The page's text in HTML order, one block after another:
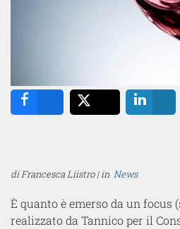
di Francesca Liistro | in News
È quanto è emerso da un focus
realizzato da Tannico per il